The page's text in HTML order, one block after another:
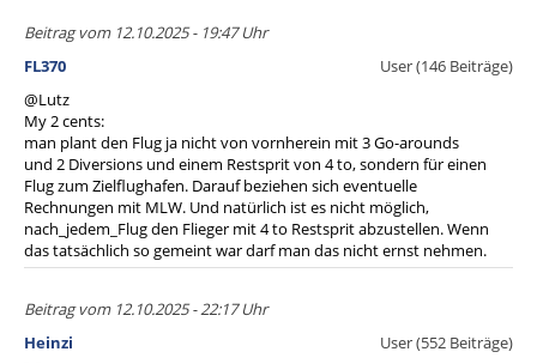
Beitrag vom 12.10.2025 - 19:47 Uhr
FL370
User (146 Beiträge)
@Lutz
My 2 cents:
man plant den Flug ja nicht von vornherein mit 3 Go-arounds
und 2 Diversions und einem Restsprit von 4 to, sondern für einen
Flug zum Zielflughafen. Darauf beziehen sich eventuelle
Rechnungen mit MLW. Und natürlich ist es nicht möglich,
nach_jedem_Flug den Flieger mit 4 to Restsprit abzustellen. Wenn
das tatsächlich so gemeint war darf man das nicht ernst nehmen.
Beitrag vom 12.10.2025 - 22:17 Uhr
Heinzi
User (552 Beiträge)